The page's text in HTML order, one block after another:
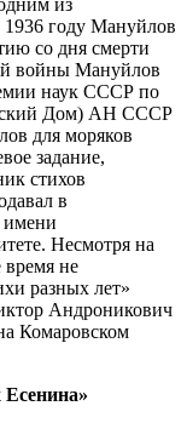
году Мануйлов
со дня смерти
войны Мануйлов
наук СССР по
Дом) АН СССР
для моряков
задание,
стихов
в
имени
Несмотря на
время не
разных лет»
Андроникович
Комаровском